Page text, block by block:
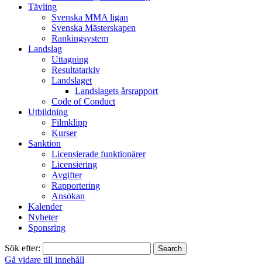
Tävling
Svenska MMA ligan
Svenska Mästerskapen
Rankingsystem
Landslag
Uttagning
Resultatarkiv
Landslaget
Landslagets årsrapport
Code of Conduct
Utbildning
Filmklipp
Kurser
Sanktion
Licensierade funktionärer
Licensiering
Avgifter
Rapportering
Ansökan
Kalender
Nyheter
Sponsring
Sök efter:
Gå vidare till innehåll